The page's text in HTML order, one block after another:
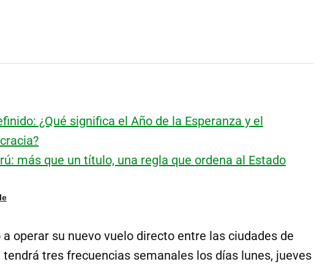
¿Qué significa el Año de la Esperanza y el
más que un título, una regla que ordena al Estado
operar su nuevo vuelo directo entre las ciudades de
tendrá tres frecuencias semanales los días lunes, jueves